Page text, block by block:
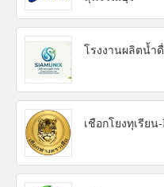
โรงงานผลิตน้ำ
เชือกโยงทุเรีย